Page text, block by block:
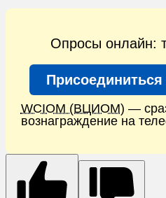
Опросы онлайн:
WCIOM (ВЦИОМ) —
вознаграждение на